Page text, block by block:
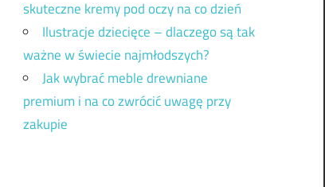
skuteczne kremy pod oczy na co dzień
Ilustracje dziecięce – dlaczego są tak
ważne w świecie najmłodszych?
Jak wybrać meble drewniane
premium i na co zwrócić uwagę przy
zakupie